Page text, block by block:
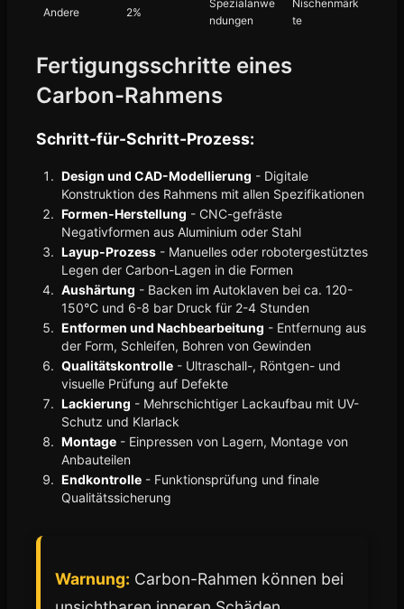
Andere 2%
Spezialanwe
ndungen
Nischenmärk
te
Fertigungsschritte eines
Carbon-Rahmens
Schritt-für-Schritt-Prozess:
Design und CAD-Modellierung - Digitale
Konstruktion des Rahmens mit allen Spezifikationen
Formen-Herstellung - CNC-gefräste
Negativformen aus Aluminium oder Stahl
Layup-Prozess - Manuelles oder robotergestütztes
Legen der Carbon-Lagen in die Formen
Aushärtung - Backen im Autoklaven bei ca. 120-
150°C und 6-8 bar Druck für 2-4 Stunden
Entformen und Nachbearbeitung - Entfernung aus
der Form, Schleifen, Bohren von Gewinden
Qualitätskontrolle - Ultraschall-, Röntgen- und
visuelle Prüfung auf Defekte
Lackierung - Mehrschichtiger Lackaufbau mit UV-
Schutz und Klarlack
Montage - Einpressen von Lagern, Montage von
Anbauteilen
Endkontrolle - Funktionsprüfung und finale
Qualitätssicherung
Warnung: Carbon-Rahmen können bei